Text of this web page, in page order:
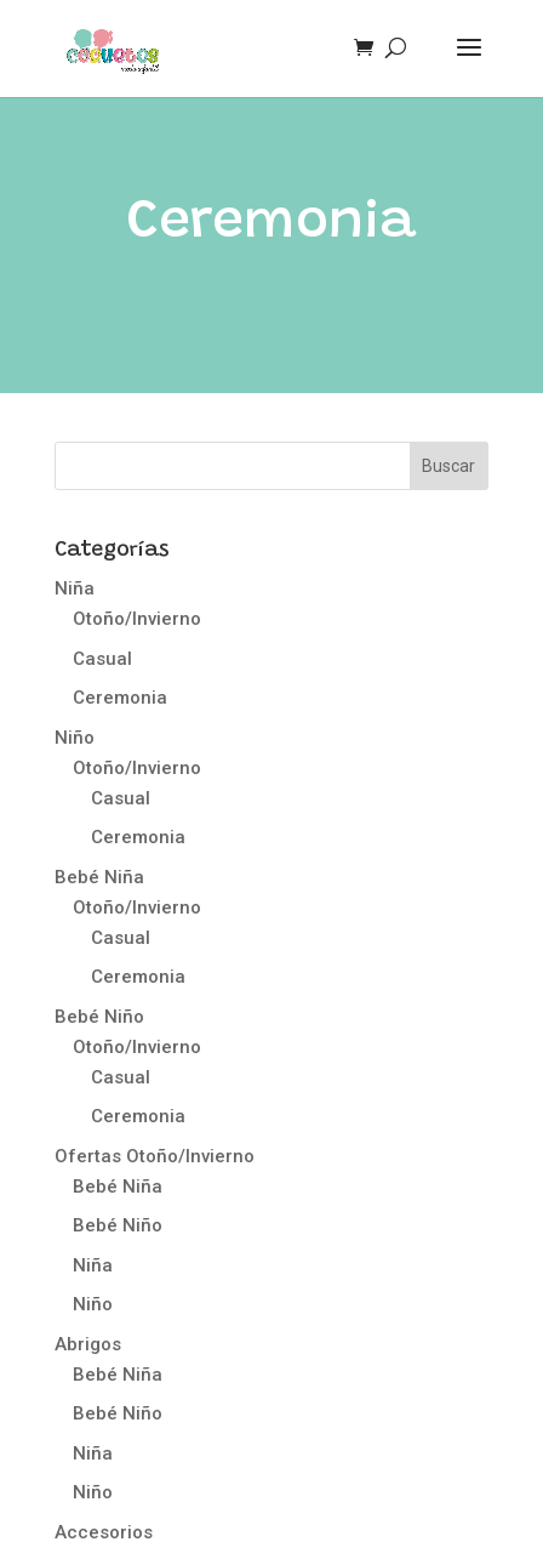
Ceremonia
Buscar
Categorías
Niña
Otoño/Invierno
Casual
Ceremonia
Niño
Otoño/Invierno
Casual
Ceremonia
Bebé Niña
Otoño/Invierno
Casual
Ceremonia
Bebé Niño
Otoño/Invierno
Casual
Ceremonia
Ofertas Otoño/Invierno
Bebé Niña
Bebé Niño
Niña
Niño
Abrigos
Bebé Niña
Bebé Niño
Niña
Niño
Accesorios